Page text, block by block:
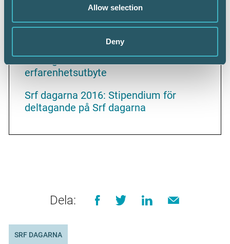
Allow selection
Deny
Srf dagarna 2016:
Redovisningskonsulter behövs även för
framtidens företag
Srf dagarna 2016: Löneforum med
erfarenhetsutbyte
Srf dagarna 2016: Stipendium för
deltagande på Srf dagarna
Dela:
SRF DAGARNA